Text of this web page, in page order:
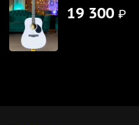
19 300 ₽